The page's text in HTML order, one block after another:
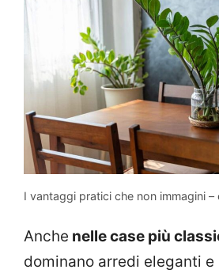
I vantaggi pratici che non immagini –
Anche nelle case più
dominano arredi eleganti